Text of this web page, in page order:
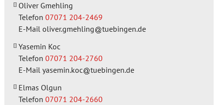
Oliver Gmehling
Telefon 07071 204-2469
E-Mail oliver.gmehling
tuebingen.de
Yasemin Koc
Telefon 07071 204-2760
E-Mail yasemin.koc
tuebingen.de
Elmas Olgun
Telefon 07071 204-2660